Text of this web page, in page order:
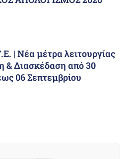
| Νέα μέτρα λειτουργίας
& Διασκέδαση από 30
06 Σεπτεμβρίου